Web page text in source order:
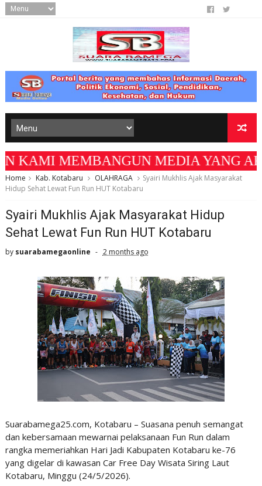
MEMBANGUN MEDIA YANG
Home Kab. Kotabaru OLAHRAGA
Syairi Mukhlis Ajak Masyarakat
Hidup Sehat Lewat Fun Run HUT Kotabaru
Syairi Mukhlis Ajak Masyarakat Hidup
Sehat Lewat Fun Run HUT Kotabaru
by suarabamegaonline 2 months ago
Suarabamega25.com, Kotabaru – Suasana penuh semangat
dan kebersamaan mewarnai pelaksanaan Fun Run dalam
rangka memeriahkan Hari Jadi Kabupaten Kotabaru ke-76
yang digelar di kawasan Car Free Day Wisata Siring Laut
Kotabaru, Minggu (24/5/2026).